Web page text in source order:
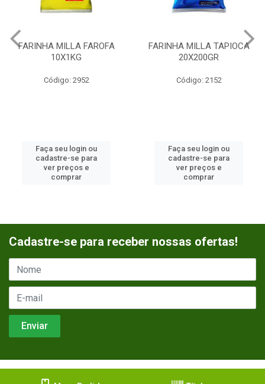
FARINHA MILLA TAPIOCA
20X200GR
Código: 2152
Faça seu login ou
cadastre-se para
ver preços e
comprar
FARINHA TIMBIRAS FAROFA
24X1KG
Código: 552
Faça seu login ou
cadastre-se para
ver preços e
comprar
Cadastre-se para receber nossas ofertas!